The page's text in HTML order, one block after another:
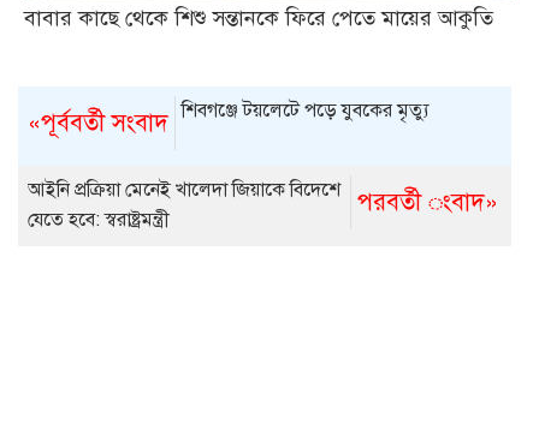
বাবার কাছে থেকে শিশু সন্তানকে ফিরে পেতে মায়ের আকুতি
«পূর্ববর্তী সংবাদ শিবগঞ্জে টয়লেটে পড়ে যুবকের মৃত্যু
পরবর্তী ংবাদ»
আইনি প্রক্রিয়া মেনেই খালেদা জিয়াকে বিদেশে
যেতে হবে: স্বরাষ্ট্রমন্ত্রী